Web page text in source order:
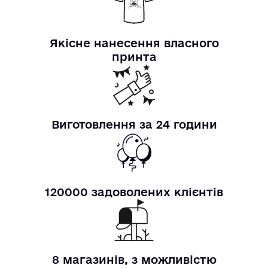
Якісне нанесення власного
принта
Виготовлення за 24 години
120000 задоволених клієнтів
8 магазинів, з можливістю